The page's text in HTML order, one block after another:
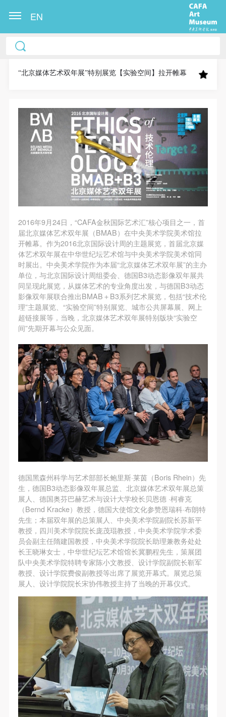
EN
“北京媒体艺术双年展”特别展览【实验空间】拉开帷幕
2016年9月24日，“CAFA金秋国际艺术汇”核心项目之一，首
届北京媒体艺术双年展（BMAB）在中央美术学院美术馆拉
开帷幕。作为2016北京国际设计周的主题展览，首届北京媒
体艺术双年展在中华世纪坛艺术馆与中央美术学院美术馆同
时展出。中央美术学院作为本届“北京媒体艺术双年展”的主办
单位，与北京国际设计周组委会、德国B3动态影像双年展共
同呈现此展览，从媒体艺术的专业角度出发，与德国B3动态
影像双年展联合推出BMAB＋B3系列艺术展览，包括“技术伦
理”主题展览、“实验空间”特别展览、城市公共屏幕展、网上
超链接展等，当晚，北京媒体艺术双年展特别版块“实验空
间”先期开幕与公众见面。
德国黑森州科学与艺术部部长鲍里斯·莱茵（Boris Rhein）先
生，德国B3动态影像双年展总监、北京媒体艺术双年展总策
展人、德国奥芬巴赫艺术与设计大学校长贝恩德 ·柯睿克
（Bernd Kracke）教授，德国大使馆文化参赞恩瑞科·布朗特
先生；本届双年展的总策展人、中央美术学院副院长苏新平
教授，四川美术学院院长庞茂琨教授，中央美术学院学术委
员会副主任隋建国教授，中央美术学院院长助理兼教务处处
长王晓琳女士，中华世纪坛艺术馆馆长冀鹏程先生，策展团
队中央美术学院特聘专家陈小文教授、设计学院副院长靳军
教授、设计学院费俊副教授等出席了展览开幕式。展览总策
展人、设计学院院长宋协伟教授主持了当晚的开幕仪式。
中央美术学院美术馆出版授权协议书
称“CAFAM”），愿意将本人参与中央美术学院美术馆
果（如参与工作坊创作的作品）提交中央美术学院用
作发表、出版。中央美术学院可以以电子、网络及其
它数字媒体形式公开出版，并同意编入《中国知识资
源总库》《中央美术学院资料库》《中央美术学院美
术馆资料库》等相关资料、文献、档案机构和平台，
在中央美术学院中使用和在互联网上传播，同意按相
关“章程”规定享受相关权益。
第一条
本次活动公平公正、自愿参加与退出、风险与责任自
负的原则。但活动有风险，参加者应有必要的风险意
识。
第二条
参加本次活动者必须遵守中华人民共和国的相关法
律、法规，必须遵循道德和社会公德规范，并应该具
备以人为本、团结友爱、互相帮助和助人为乐的良好
品质。
第三条
参加本次活动人员应该是成年人（具有完全民事行为
能力的人，18周岁以上）未成年人必须在成年人的陪
同下参观。
第四条
参加活动者在此次活动期间的人身安全责任自负。鼓
励参加者自行购买人身安全保险。活动中一旦出现事
故，活动中任何非事故当事人及美术馆将不承担人身
成员应当积极主动的组织实施救援工作，但对事故本
身不承担任何法律责任和经济责任。参加本次活动者
的人身安全不负有民事及相关连带责任。
第五条
参加活动者在此次活动期间应主动遵守美术馆活动秩
序、维护美术馆场地及展示、展览、馆藏艺术作品及
衍生品的安全。活动中一旦因个人原因造成美术馆场
地、空间、艺术品、衍生品等受到不同程度的损失、
破坏。活动中任何非事故当事人及美术馆将不承担相
应的责任与损失，应由参与活动者根据相应的法律条
文、组织规定进行协商和赔偿。并追究相应的法律责
任和经济责任。
参与活动者在参与活动时应当在美术馆工作人员及活
动导师、教师指导下进行，并正确的使用活动中所涉
及到的绘画工具、创作材料及配套设备、设施，若参
与者因个人原因在使用相应绘画工具、创作材料及配
中央美术学院美术馆出版授权协议书
称“CAFAM”），愿意将本人参与中央美术学院美术馆
果（如参与工作坊创作的作品）提交中央美术学院用
作发表、出版。中央美术学院可以以电子、网络及其
它数字媒体形式公开出版，并同意编入《中国知识资
源总库》《中央美术学院资料库》《中央美术学院美
术馆资料库》等相关资料、文献、档案机构和平台，
在中央美术学院中使用和在互联网上传播，同意按相
关“章程”规定享受相关权益。
第一条
本次活动公平公正、自愿参加与退出、风险与责任自
负的原则。但活动有风险，参加者应有必要的风险意
识。
第二条
参加本次活动者必须遵守中华人民共和国的相关法
律、法规，必须遵循道德和社会公德规范，并应该具
备以人为本、团结友爱、互相帮助和助人为乐的良好
品质。
第三条
参加本次活动人员应该是成年人（具有完全民事行为
能力的人，18周岁以上）未成年人必须在成年人的陪
同下参观。
第四条
参加活动者在此次活动期间的人身安全责任自负。鼓
励参加者自行购买人身安全保险。活动中一旦出现事
故，活动中任何非事故当事人及美术馆将不承担人身
成员应当积极主动的组织实施救援工作，但对事故本
身不承担任何法律责任和经济责任。参加本次活动者
的人身安全不负有民事及相关连带责任。
第五条
参加活动者在此次活动期间应主动遵守美术馆活动秩
序、维护美术馆场地及展示、展览、馆藏艺术作品及
衍生品的安全。活动中一旦因个人原因造成美术馆场
地、空间、艺术品、衍生品等受到不同程度的损失、
破坏。活动中任何非事故当事人及美术馆将不承担相
应的责任与损失，应由参与活动者根据相应的法律条
文、组织规定进行协商和赔偿。并追究相应的法律责
任和经济责任。
参与活动者在参与活动时应当在美术馆工作人员及活
动导师、教师指导下进行，并正确的使用活动中所涉
及到的绘画工具、创作材料及配套设备、设施，若参
与者因个人原因在使用相应绘画工具、创作材料及配
中央美术学院美术馆出版授权协议书
称“CAFAM”），愿意将本人参与中央美术学院美术馆
果（如参与工作坊创作的作品）提交中央美术学院用
作发表、出版。中央美术学院可以以电子、网络及其
它数字媒体形式公开出版，并同意编入《中国知识资
源总库》《中央美术学院资料库》《中央美术学院美
术馆资料库》等相关资料、文献、档案机构和平台，
在中央美术学院中使用和在互联网上传播，同意按相
关“章程”规定享受相关权益。
第一条
本次活动公平公正、自愿参加与退出、风险与责任自
负的原则。但活动有风险，参加者应有必要的风险意
识。
第二条
参加本次活动者必须遵守中华人民共和国的相关法
律、法规，必须遵循道德和社会公德规范，并应该具
备以人为本、团结友爱、互相帮助和助人为乐的良好
品质。
第三条
参加本次活动人员应该是成年人（具有完全民事行为
能力的人，18周岁以上）未成年人必须在成年人的陪
同下参观。
第四条
参加活动者在此次活动期间的人身安全责任自负。鼓
励参加者自行购买人身安全保险。活动中一旦出现事
故，活动中任何非事故当事人及美术馆将不承担人身
成员应当积极主动的组织实施救援工作，但对事故本
身不承担任何法律责任和经济责任。参加本次活动者
的人身安全不负有民事及相关连带责任。
第五条
参加活动者在此次活动期间应主动遵守美术馆活动秩
序、维护美术馆场地及展示、展览、馆藏艺术作品及
衍生品的安全。活动中一旦因个人原因造成美术馆场
地、空间、艺术品、衍生品等受到不同程度的损失、
破坏。活动中任何非事故当事人及美术馆将不承担相
应的责任与损失，应由参与活动者根据相应的法律条
文、组织规定进行协商和赔偿。并追究相应的法律责
任和经济责任。
参与活动者在参与活动时应当在美术馆工作人员及活
动导师、教师指导下进行，并正确的使用活动中所涉
及到的绘画工具、创作材料及配套设备、设施，若参
与者因个人原因在使用相应绘画工具、创作材料及配